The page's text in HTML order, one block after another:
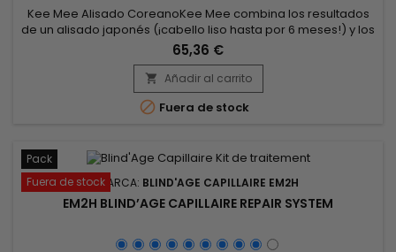
Kee Mee Alisado CoreanoKee Mee combina los resultados
de un alisado japonés (¡cabello liso hasta por 6 meses!) y los
de un alisado brasileño (reparación total del
cabello).&nbsp; Se puede utilizar en cabellos coloreados,
naturales, decolorados, con mechas, incluso
dañados.&nbsp; El alisado coreano Kee Mee da rigidez,
flexibilidad y, sobre todo, ¡nunca...
65,36 €
 Añadir al carrito
 Fuera de stock
Pack
Fuera de stockMARCA: BLIND'AGE CAPILLAIRE EM2H
EM2H BLIND’AGE CAPILLAIRE REPAIR SYSTEM